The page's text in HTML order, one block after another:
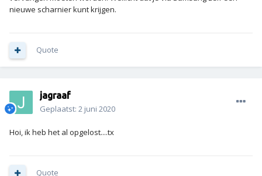
nieuwe scharnier kunt krijgen.
Quote
jagraaf
Geplaatst: 2 juni 2020
Hoi, ik heb het al opgelost....tx
Quote